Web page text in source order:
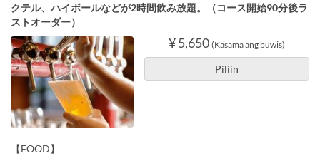
クテル、ハイボールなどが2時間飲み放題。（コース開始90分後ラ
ストオーダー）
¥ 5,650 (Kasama ang buwis)
Piliin
【FOOD】